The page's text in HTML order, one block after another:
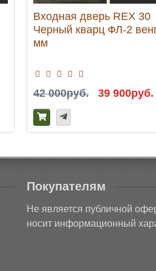
Входная дверь REX 30
Черный кварц ФЛ-2
мм
42 000руб. 39 900руб.
Покупателям
Не является публичной
носит информационный